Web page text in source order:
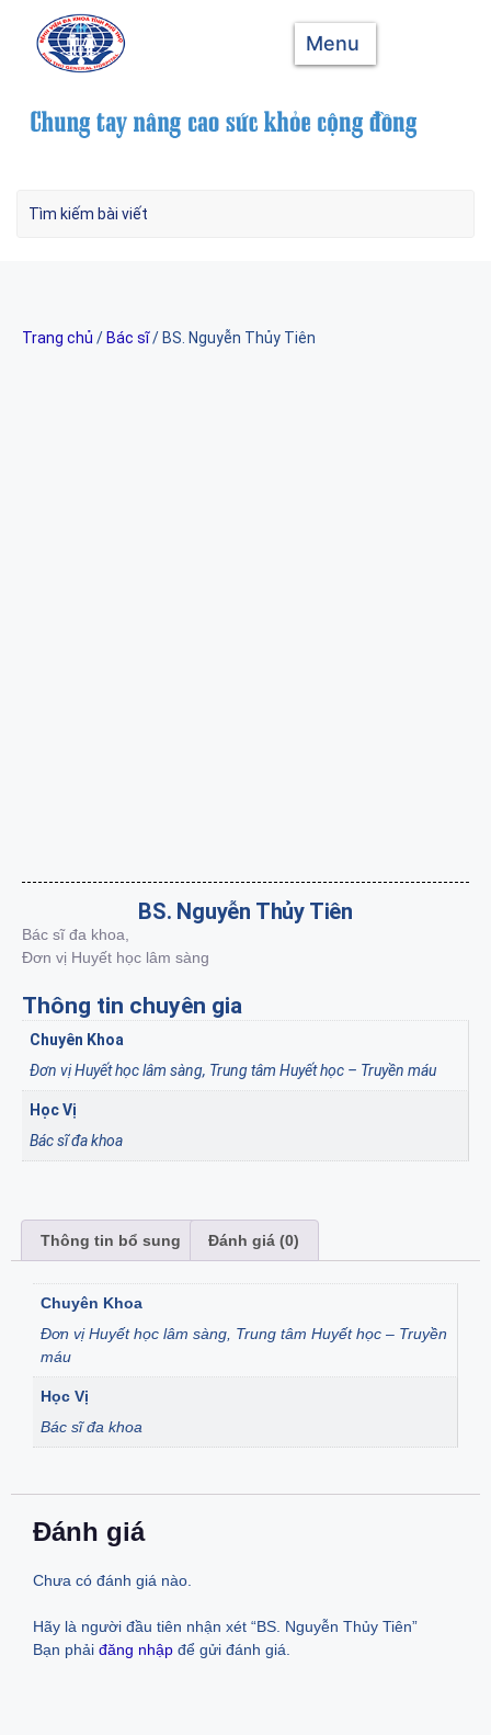
Menu
Trang chủ / Bác sĩ/ BS. Nguyễn Thủy Tiên
BS. Nguyễn Thủy Tiên
Bác sĩ đa khoa,
Đơn vị Huyết học lâm sàng
Thông tin chuyên gia
Chuyên Khoa
Đơn vị Huyết học lâm sàng, Trung tâm Huyết học – Truyền máu
Học Vị
Bác sĩ đa khoa
Thông tin bổ sung Đánh giá (0)
Chuyên Khoa
Đơn vị Huyết học lâm sàng, Trung tâm Huyết học – Truyền
máu
Học Vị
Bác sĩ đa khoa
Đánh giá
Chưa có đánh giá nào.
Hãy là người đầu tiên nhận xét “BS. Nguyễn Thủy Tiên”
Bạn phải đăng nhập để gửi đánh giá.